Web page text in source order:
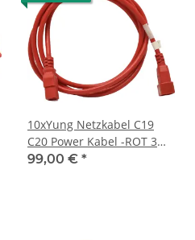
10xYung Netzkabel C19
C20 Power Kabel -ROT 3m
16A 250V Verlängerung
99,00 € *